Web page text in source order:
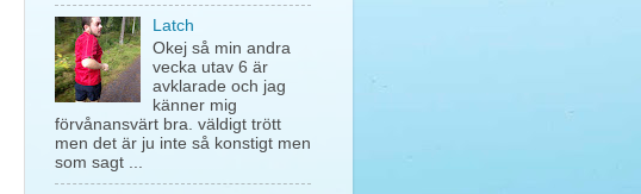
Latch
Okej så min andra
vecka utav 6 är
avklarade och jag
känner mig
förvånansvärt bra. väldigt trött
men det är ju inte så konstigt men
som sagt ...